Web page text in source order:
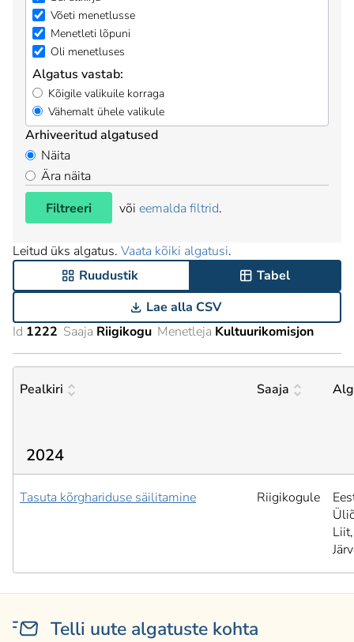
Võeti menetlusse
Menetleti lõpuni
Oli menetluses
Algatus vastab:
Kõigile valikuile korraga
Vähemalt ühele valikule
Arhiveeritud algatused
Näita
Ära näita
Filtreeri
või eemalda filtrid.
Leitud üks algatus. Vaata kõiki algatusi.
Ruudustik
Tabel
Lae alla CSV
Id 1222 Saaja Riigikogu Menetleja Kultuurikomisjon
Pealkiri Saaja
2024
Tasuta kõrghariduse säilitamine Riigikogule
Liit,
Telli uute algatuste kohta